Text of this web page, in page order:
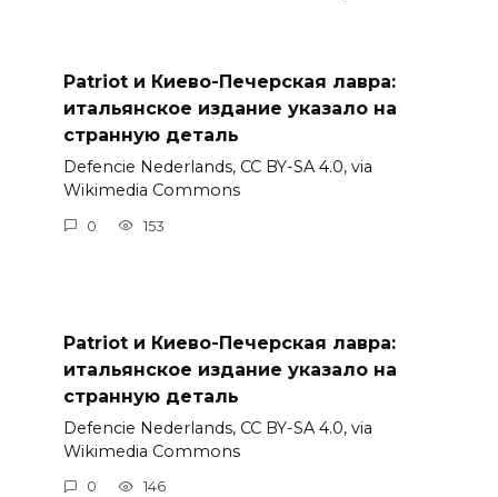
Patriot и Киево-Печерская лавра:
итальянское издание указало на
странную деталь
Defencie Nederlands, CC BY-SA 4.0, via
Wikimedia Commons
0 153
Patriot и Киево-Печерская лавра:
итальянское издание указало на
странную деталь
Defencie Nederlands, CC BY-SA 4.0, via
Wikimedia Commons
0 146